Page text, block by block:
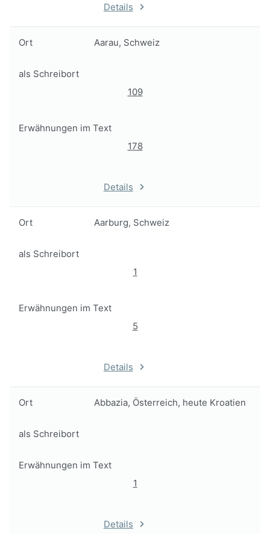
Details
Ort Aarau, Schweiz
als Schreibort
109
Erwähnungen im Text
178
Details
Ort Aarburg, Schweiz
als Schreibort
1
Erwähnungen im Text
5
Details
Ort Abbazia, Österreich, heute Kroatien
als Schreibort
Erwähnungen im Text
1
Details